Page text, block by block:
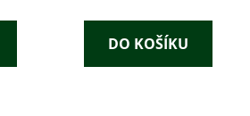
DO KOŠÍKU